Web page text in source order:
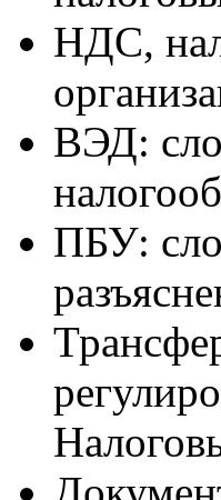
НДС,
ВЭД:
ПБУ: